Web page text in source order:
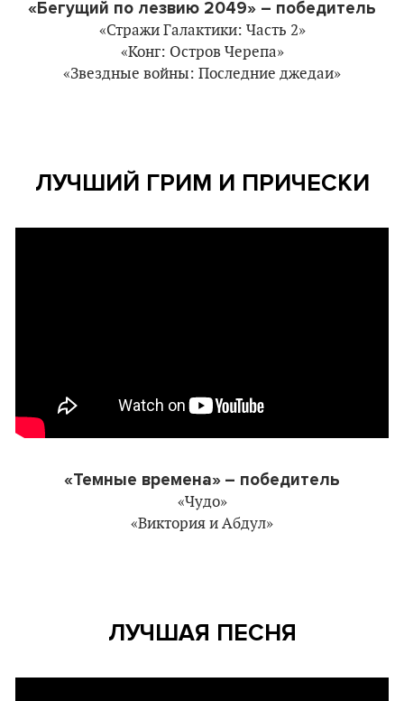
«Бегущий по лезвию 2049» – победитель
«Стражи Галактики: Часть 2»
«Конг: Остров Черепа»
«Звездные войны: Последние джедаи»
ЛУЧШИЙ ГРИМ И ПРИЧЕСКИ
«Темные времена» – победитель
«Чудо»
«Виктория и Абдул»
ЛУЧШАЯ ПЕСНЯ